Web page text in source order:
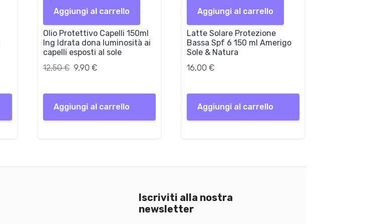
r
e
z
z
o
o
i
n
e
r
e
z
z
o
a
l
9
Aggiungi al carrello
Olio Protettivo Capelli 150ml
Ing Idrata dona luminosità ai
capelli esposti al sole
12,50€ Il
12,50 €.
9,90 €
9,90 €.
Aggiungi al carrello
Aggiungi al carrello
Latte Solare Protezione
Bassa Spf 6 150 ml Amerigo
Sole & Natura
16,00 €
Aggiungi al carrello
Iscriviti alla nostra
newsletter